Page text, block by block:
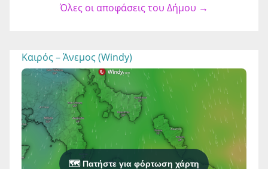
Όλες οι αποφάσεις του Δήμου →
Καιρός – Άνεμος (Windy)
🗺️ Πατήστε για φόρτωση χάρτη